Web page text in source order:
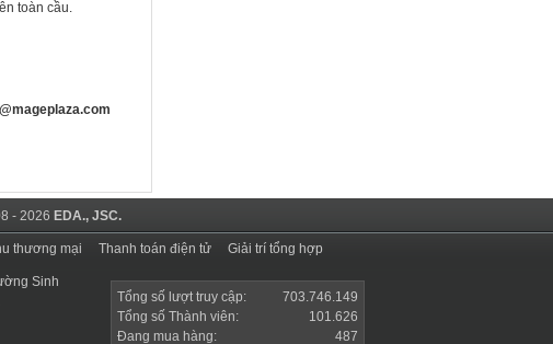
toàn cầu.
- 2026 EDA., JSC.
thương mại Thanh toán điện tử Giải trí tổng hợp
Tổng số lượt truy cập:
703.746.149
Tổng số Thành viên:
101.626
Đang mua hàng:
487
Sinh